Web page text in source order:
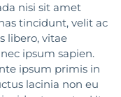
nisi sit amet
tincidunt, velit ac
libero, vitae
ipsum sapien.
ipsum primis in
lacinia non eu